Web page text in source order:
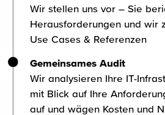
Wir stellen uns vor – Sie
Herausforderungen und wir
Use Cases & Referenzen
Gemeinsames Audit
Wir analysieren Ihre IT-
mit Blick auf Ihre
auf und wägen Kosten und